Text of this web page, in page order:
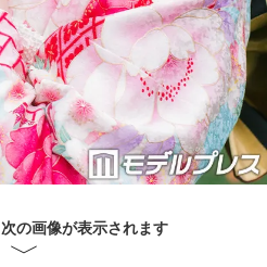
の画像が表示されます